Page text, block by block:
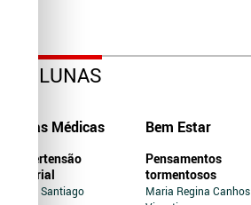
COLUNAS
Dicas Médicas
Hipertensão
Arterial
Jairo Santiago
Bem Estar
Pensamentos
tormentosos
Maria Regina Canhos